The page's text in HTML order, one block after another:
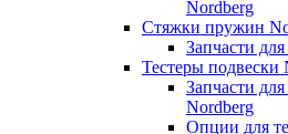
Nordberg
Стяжки пружин
Запчасти
Тестеры подвески
Запчасти
Nordberg
Опции для